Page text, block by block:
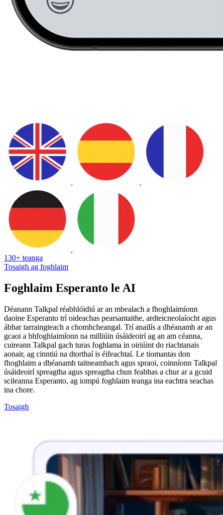
130+ teanga
Tosaigh ag foghlaim
Foghlaim Esperanto le AI
Déanann Talkpal réabhlóidiú ar an mbealach a fhoghlaimíonn
daoine Esperanto trí oideachas pearsantaithe, ardteicneolaíocht agus
ábhar tarraingteach a chomhcheangal. Trí anailís a dhéanamh ar an
gcaoi a bhfoghlaimíonn na milliúin úsáideoirí ag an am céanna,
cuireann Talkpal gach turas foghlama in oiriúint do riachtanais
aonair, ag cinntiú na dtorthaí is éifeachtaí. Le tiomantas don
fhoghlaim a dhéanamh taitneamhach agus spraoi, coinníonn Talkpal
úsáideoirí spreagtha agus spreagtha chun feabhas a chur ar a gcuid
scileanna Esperanto, ag iompú foghlaim teanga ina eachtra seachas
ina chore.
Tosaigh